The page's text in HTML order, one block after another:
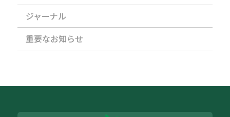
ジャーナル
重要なお知らせ